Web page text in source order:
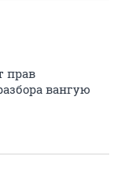
прав
вангую